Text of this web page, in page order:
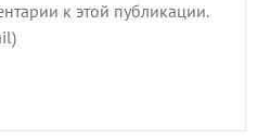
к этой публикации.